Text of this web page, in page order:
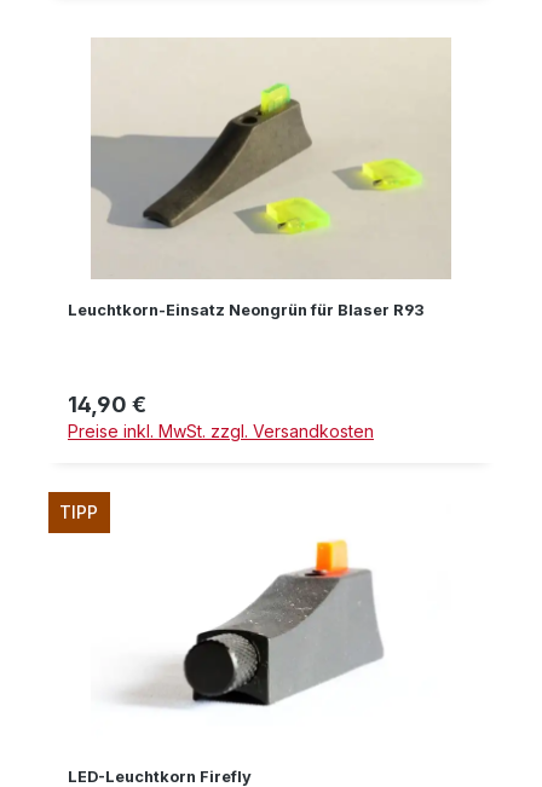
Leuchtkorn-Einsatz Neongrün für Blaser R93
Regulärer Preis:
14,90 €
Preise inkl. MwSt. zzgl. Versandkosten
TIPP
LED-Leuchtkorn Firefly